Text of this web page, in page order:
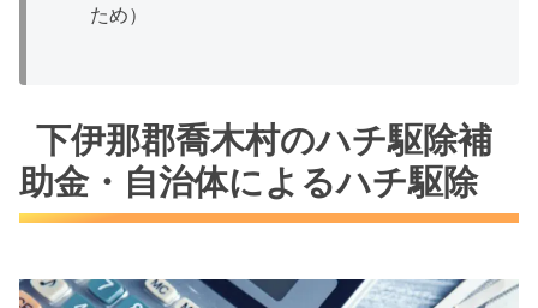
ため）
下伊那郡喬木村のハチ駆除補
助金・自治体によるハチ駆除